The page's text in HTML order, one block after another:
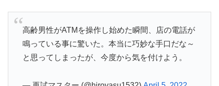
高齢男性がATMを操作し始めた瞬間、店の電話が
鳴っている事に驚いた。本当に巧妙な手口だな～
と思ってしまったが、今度から気を付けよう。